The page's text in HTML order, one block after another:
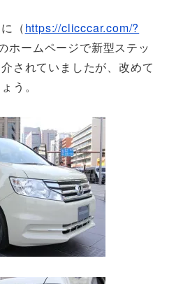
（https://clicccar.com/?
ホームページで新型ステッ
されていましたが、改めて
う。